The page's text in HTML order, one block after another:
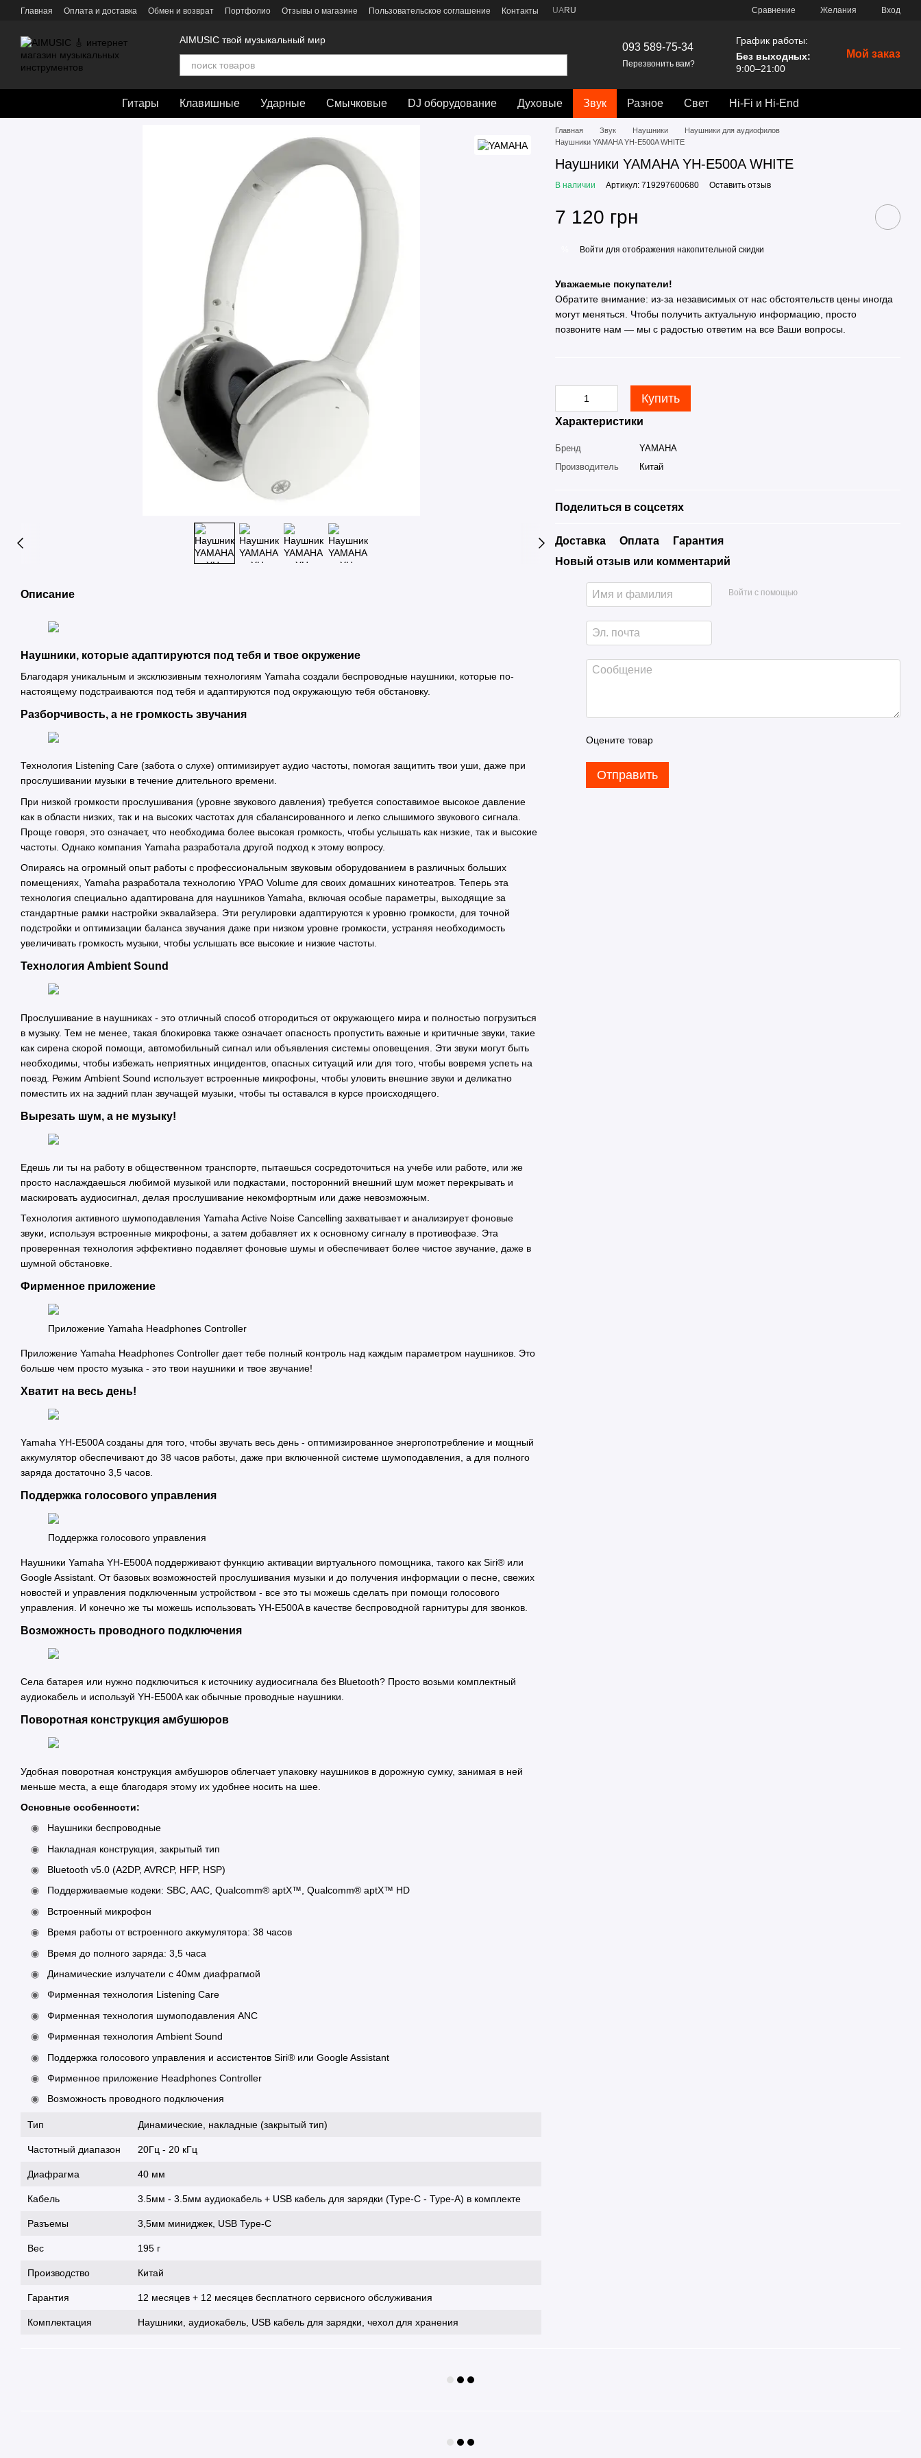
Перейти к основному контенту
Главная Оплата и доставка Обмен и возврат Портфолио Отзывы о магазине Пользовательское соглашение Контакты UARU Сравнение Желания Вход
AIMUSIC твой музыкальный мир
093 589-75-34
Перезвонить вам?
График работы:
Без выходных:
9:00–21:00
Мой заказ
Гитары Клавишные Ударные Смычковые DJ оборудование Духовые Звук Разное Свет Hi-Fi и Hi-End
Описание
Наушники, которые адаптируются под тебя и твое окружение
Благодаря уникальным и эксклюзивным технологиям Yamaha создали беспроводные наушники, которые по-
настоящему подстраиваются под тебя и адаптируются под окружающую тебя обстановку.
Разборчивость, а не громкость звучания
Технология Listening Care (забота о слухе) оптимизирует аудио частоты, помогая защитить твои уши, даже при
прослушивании музыки в течение длительного времени.
При низкой громкости прослушивания (уровне звукового давления) требуется сопоставимое высокое давление
как в области низких, так и на высоких частотах для сбалансированного и легко слышимого звукового сигнала.
Проще говоря, это означает, что необходима более высокая громкость, чтобы услышать как низкие, так и высокие
частоты. Однако компания Yamaha разработала другой подход к этому вопросу.
Опираясь на огромный опыт работы с профессиональным звуковым оборудованием в различных больших
помещениях, Yamaha разработала технологию YPAO Volume для своих домашних кинотеатров. Теперь эта
технология специально адаптирована для наушников Yamaha, включая особые параметры, выходящие за
стандартные рамки настройки эквалайзера. Эти регулировки адаптируются к уровню громкости, для точной
подстройки и оптимизации баланса звучания даже при низком уровне громкости, устраняя необходимость
увеличивать громкость музыки, чтобы услышать все высокие и низкие частоты.
Технология Ambient Sound
Прослушивание в наушниках - это отличный способ отгородиться от окружающего мира и полностью погрузиться
в музыку. Тем не менее, такая блокировка также означает опасность пропустить важные и критичные звуки, такие
как сирена скорой помощи, автомобильный сигнал или объявления системы оповещения. Эти звуки могут быть
необходимы, чтобы избежать неприятных инцидентов, опасных ситуаций или для того, чтобы вовремя успеть на
поезд. Режим Ambient Sound использует встроенные микрофоны, чтобы уловить внешние звуки и деликатно
поместить их на задний план звучащей музыки, чтобы ты оставался в курсе происходящего.
Вырезать шум, а не музыку!
Едешь ли ты на работу в общественном транспорте, пытаешься сосредоточиться на учебе или работе, или же
просто наслаждаешься любимой музыкой или подкастами, посторонний внешний шум может перекрывать и
маскировать аудиосигнал, делая прослушивание некомфортным или даже невозможным.
Технология активного шумоподавления Yamaha Active Noise Cancelling захватывает и анализирует фоновые
звуки, используя встроенные микрофоны, а затем добавляет их к основному сигналу в противофазе. Эта
проверенная технология эффективно подавляет фоновые шумы и обеспечивает более чистое звучание, даже в
шумной обстановке.
Фирменное приложение
Приложение Yamaha Headphones Controller
Приложение Yamaha Headphones Controller дает тебе полный контроль над каждым параметром наушников. Это
больше чем просто музыка - это твои наушники и твое звучание!
Хватит на весь день!
Yamaha YH-E500A созданы для того, чтобы звучать весь день - оптимизированное энергопотребление и мощный
аккумулятор обеспечивают до 38 часов работы, даже при включенной системе шумоподавления, а для полного
заряда достаточно 3,5 часов.
Поддержка голосового управления
Поддержка голосового управления
Наушники Yamaha YH-E500A поддерживают функцию активации виртуального помощника, такого как Siri® или
Google Assistant. От базовых возможностей прослушивания музыки и до получения информации о песне, свежих
новостей и управления подключенным устройством - все это ты можешь сделать при помощи голосового
управления. И конечно же ты можешь использовать YH-E500A в качестве беспроводной гарнитуры для звонков.
Возможность проводного подключения
Села батарея или нужно подключиться к источнику аудиосигнала без Bluetooth? Просто возьми комплектный
аудиокабель и используй YH-E500A как обычные проводные наушники.
Поворотная конструкция амбушюров
Удобная поворотная конструкция амбушюров облегчает упаковку наушников в дорожную сумку, занимая в ней
меньше места, а еще благодаря этому их удобнее носить на шее.
Основные особенности:
Наушники беспроводные
Накладная конструкция, закрытый тип
Bluetooth v5.0 (A2DP, AVRCP, HFP, HSP)
Поддерживаемые кодеки: SBC, AAC, Qualcomm® aptX™, Qualcomm® aptX™ HD
Встроенный микрофон
Время работы от встроенного аккумулятора: 38 часов
Время до полного заряда: 3,5 часа
Динамические излучатели с 40мм диафрагмой
Фирменная технология Listening Care
Фирменная технология шумоподавления ANC
Фирменная технология Ambient Sound
Поддержка голосового управления и ассистентов Siri® или Google Assistant
Фирменное приложение Headphones Controller
Возможность проводного подключения
Тип Динамические, накладные (закрытый тип)
Частотный диапазон 20Гц - 20 кГц
Диафрагма 40 мм
Кабель 3.5мм - 3.5мм аудиокабель + USB кабель для зарядки (Type-C - Type-A) в комплекте
Разъемы 3,5мм миниджек, USB Type-C
Вес 195 г
Производство Китай
Гарантия 12 месяцев + 12 месяцев бесплатного сервисного обслуживания
Комплектация Наушники, аудиокабель, USB кабель для зарядки, чехол для хранения
Главная Звук Наушники
Наушники для аудиофилов
Наушники YAMAHA YH-E500A WHITE
Наушники YAMAHA YH-E500A WHITE
В наличии Артикул: 719297600680 Оставить отзыв
7 120 грн
Войти для отображения накопительной скидки
Уважаемые покупатели!
Обратите внимание: из-за независимых от нас обстоятельств цены иногда
могут меняться. Чтобы получить актуальную информацию, просто
позвоните нам — мы с радостью ответим на все Ваши вопросы.
Купить
Характеристики
Бренд
YAMAHA
Производитель
Китай
Поделиться в соцсетях
Доставка Оплата
Гарантия
Новый отзыв или комментарий
Войти с помощью
Оцените товар
Отправить